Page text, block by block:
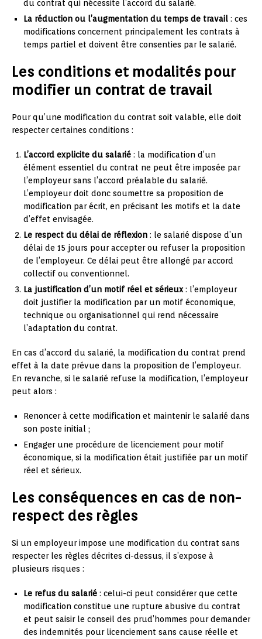
du contrat qui nécessite l’accord du salarié.
La réduction ou l’augmentation du temps de travail : ces
modifications concernent principalement les contrats à
temps partiel et doivent être consenties par le salarié.
Les conditions et modalités pour
modifier un contrat de travail
Pour qu’une modification du contrat soit valable, elle doit
respecter certaines conditions :
L’accord explicite du salarié : la modification d’un
élément essentiel du contrat ne peut être imposée par
l’employeur sans l’accord préalable du salarié.
L’employeur doit donc soumettre sa proposition de
modification par écrit, en précisant les motifs et la date
d’effet envisagée.
Le respect du délai de réflexion : le salarié dispose d’un
délai de 15 jours pour accepter ou refuser la proposition
de l’employeur. Ce délai peut être allongé par accord
collectif ou conventionnel.
La justification d’un motif réel et sérieux: l’employeur
doit justifier la modification par un motif économique,
technique ou organisationnel qui rend nécessaire
l’adaptation du contrat.
En cas d’accord du salarié, la modification du contrat prend
effet à la date prévue dans la proposition de l’employeur.
En revanche, si le salarié refuse la modification, l’employeur
peut alors :
Renoncer à cette modification et maintenir le salarié dans
son poste initial ;
Engager une procédure de licenciement pour motif
économique, si la modification était justifiée par un motif
réel et sérieux.
Les conséquences en cas de non-
respect des règles
Si un employeur impose une modification du contrat sans
respecter les règles décrites ci-dessus, il s’expose à
plusieurs risques :
Le refus du salarié : celui-ci peut considérer que cette
modification constitue une rupture abusive du contrat
et peut saisir le conseil des prud’hommes pour demander
des indemnités pour licenciement sans cause réelle et